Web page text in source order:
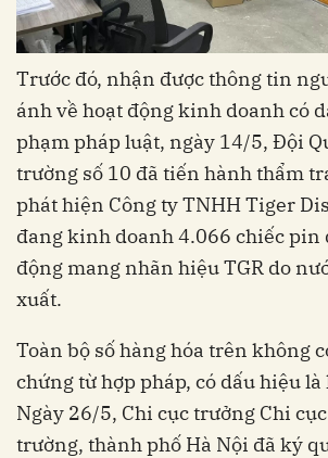
Trước đó, nhận được thông tin
ánh về hoạt động kinh doanh có
phạm pháp luật, ngày 14/5, Đội
trường số 10 đã tiến hành thẩm
phát hiện Công ty TNHH Tiger
đang kinh doanh 4.066 chiếc pin
động mang nhãn hiệu TGR do
xuất.
Toàn bộ số hàng hóa trên không
chứng từ hợp pháp, có dấu hiệu
Ngày 26/5, Chi cục trưởng Chi
trường, thành phố Hà Nội đã ký